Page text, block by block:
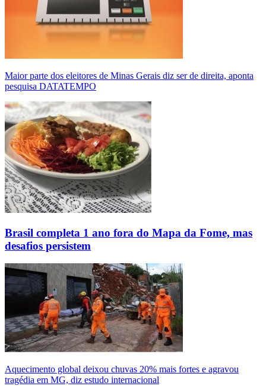
Maior parte dos eleitores de Minas Gerais diz ser de direita, aponta
pesquisa DATATEMPO
Brasil completa 1 ano fora do Mapa da Fome, mas
desafios persistem
Aquecimento global deixou chuvas 20% mais fortes e agravou
tragédia em MG, diz estudo internacional